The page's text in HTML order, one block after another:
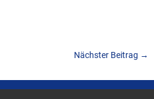
Nächster Beitrag →